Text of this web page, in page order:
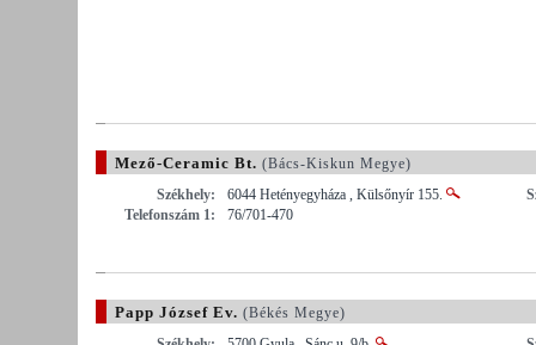
Mező-Ceramic Bt. (Bács-Kiskun Megye)
Székhely:
6044 Hetényegyháza , Külsőnyír 155.
Telefonszám 1:
76/701-470
Papp József Ev. (Békés Megye)